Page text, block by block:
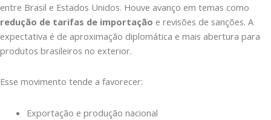
entre Brasil e Estados Unidos. Houve avanço em temas como
redução de tarifas de importação e revisões de sanções. A
expectativa é de aproximação diplomática e mais abertura para
produtos brasileiros no exterior.
Esse movimento tende a favorecer:
Exportação e produção nacional